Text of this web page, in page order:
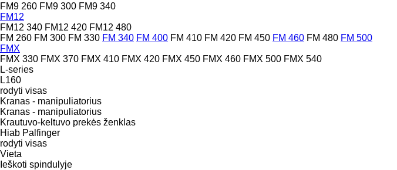
FM9 260 FM9 300 FM9 340
FM12
FM12 340 FM12 420 FM12 480
FM 260 FM 300 FM 330 FM 340 FM 400 FM 410 FM 420 FM 450 FM 460 FM 480 FM 500
FMX
FMX 330 FMX 370 FMX 410 FMX 420 FMX 450 FMX 460 FMX 500 FMX 540
L-series
L160
rodyti visas
Kranas - manipuliatorius
Kranas - manipuliatorius
Krautuvo-keltuvo prekės ženklas
Hiab Palfinger
rodyti visas
Vieta
Ieškoti spindulyje